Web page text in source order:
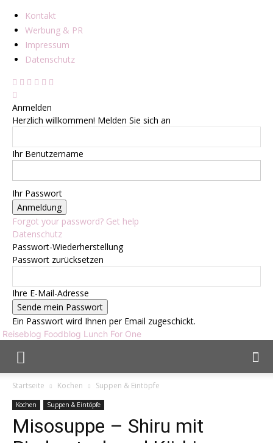
Kontakt
Werbung & PR
Impressum
Datenschutz
Anmelden
Herzlich willkommen! Melden Sie sich an
Ihr Benutzername
Ihr Passwort
Forgot your password? Get help
Datenschutz
Passwort-Wiederherstellung
Passwort zurücksetzen
Ihre E-Mail-Adresse
Ein Passwort wird Ihnen per Email zugeschickt.
Reiseblog Foodblog Lunch For One
Startseite Kochen Suppen & Eintöpfe
Kochen Suppen & Eintöpfe
Misosuppe – Shiru mit